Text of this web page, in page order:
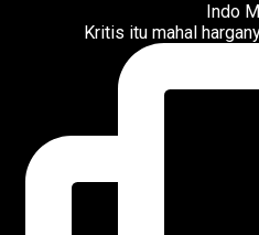
Kritis itu mahal